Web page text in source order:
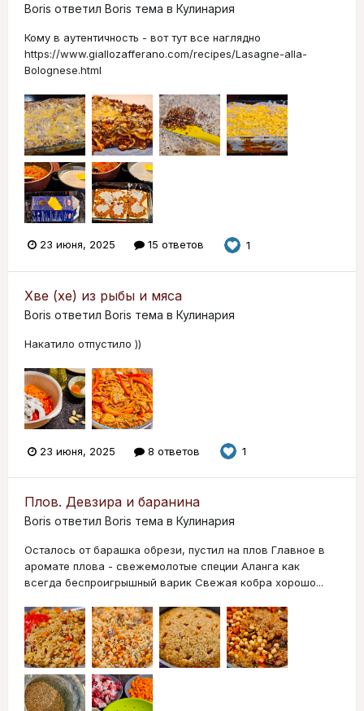
Boris ответил Boris тема в Кулинария
Кому в аутентичность - вот тут все наглядно
https://www.giallozafferano.com/recipes/Lasagne-alla-
Bolognese.html
23 июня, 2025 15 ответов 1
Хве (хе) из рыбы и мяса
Boris ответил Boris тема в Кулинария
Накатило отпустило ))
23 июня, 2025 8 ответов 1
Плов. Девзира и баранина
Boris ответил Boris тема в Кулинария
Осталось от барашка обрези, пустил на плов Главное в
аромате плова - свежемолотые специи Аланга как
всегда беспроигрышный варик Свежая кобра хорошо...